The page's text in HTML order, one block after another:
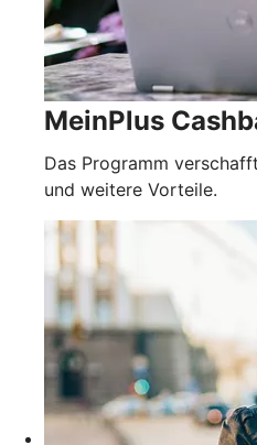
MeinPlus
Das Programm
und weitere Vorteile.